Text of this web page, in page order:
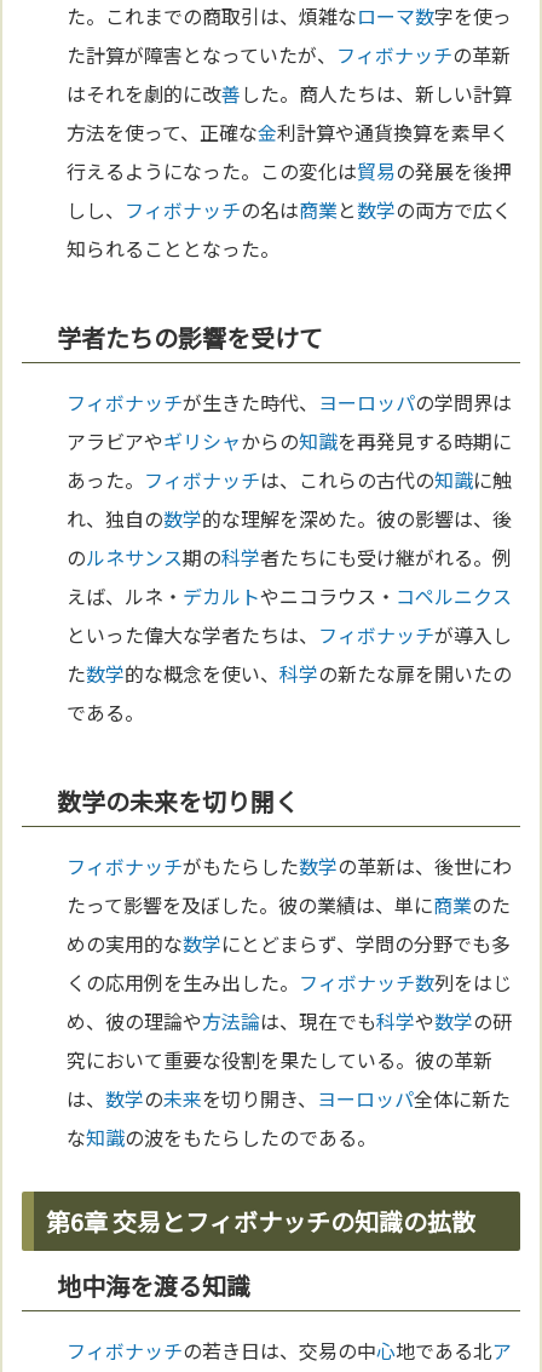
た。これまでの商取引は、煩雑なローマ数字を使っ
た計算が障害となっていたが、 フィボナッチの革新
はそれを劇的に改善した。商人たちは、新しい計算
方法を使って、正確な金利計算や通貨換算を素早く
行えるようになった。この変化は貿易の発展を後押
しし、 フィボナッチの名は商業と数学の両方で広く
知られることとなった。
学者たちの影響を受けて
フィボナッチが生きた時代、 ヨーロッパの学問界は
アラビアやギリシャからの知識を再発見する時期に
あった。 フィボナッチは、これらの古代の知識に触
れ、独自の数学的な理解を深めた。彼の影響は、後
のルネサンス期の科学者たちにも受け継がれる。例
えば、ルネ・ デカルトやニコラウス・ コペルニクス
といった偉大な学者たちは、 フィボナッチが導入し
た数学的な概念を使い、科学の新たな扉を開いたの
である。
数学の未来を切り開く
フィボナッチがもたらした数学の革新は、後世にわ
たって影響を及ぼした。彼の業績は、単に商業のた
めの実用的な数学にとどまらず、学問の分野でも多
くの応用例を生み出した。 フィボナッチ数列をはじ
め、彼の理論や方法論は、現在でも科学や数学の研
究において重要な役割を果たしている。彼の革新
は、数学の未来を切り開き、 ヨーロッパ全体に新た
な知識の波をもたらしたのである。
第6章 交易とフィボナッチの知識の拡散
地中海を渡る知識
フィボナッチの若き日は、交易の中心地である北ア